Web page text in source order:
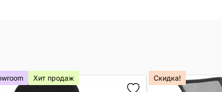
Хит продаж Скидка!